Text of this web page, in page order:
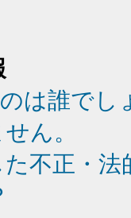
は誰でし
ん。
不正・